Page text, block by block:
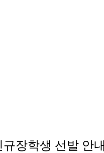
장학생 선발 안내